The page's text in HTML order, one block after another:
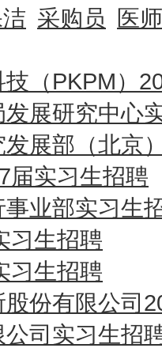
采购员 医师
（PKPM）
展研究中心
展部（北京
届实习生招聘
业部实习生
习生招聘
习生招聘
份有限公司
公司实习生招